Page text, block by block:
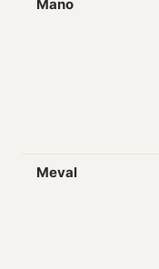
Mano
Meval